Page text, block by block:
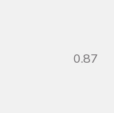
0.87